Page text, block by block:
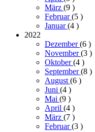
März (9 )
Februar(5 )
Januar(4 )
2022
Dezember(6 )
November(3 )
Oktober(4 )
September(8 )
August(6 )
Juni (4 )
Mai (9 )
April (4 )
März (7 )
Februar(3 )